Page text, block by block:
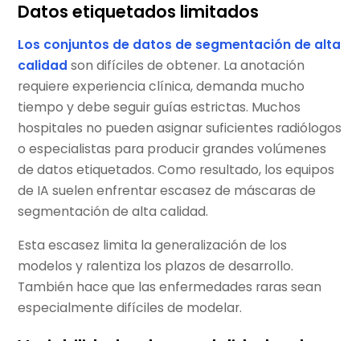
Datos etiquetados limitados
Los conjuntos de datos de segmentación de alta
calidad son difíciles de obtener. La anotación
requiere experiencia clínica, demanda mucho
tiempo y debe seguir guías estrictas. Muchos
hospitales no pueden asignar suficientes radiólogos
o especialistas para producir grandes volúmenes
de datos etiquetados. Como resultado, los equipos
de IA suelen enfrentar escasez de máscaras de
segmentación de alta calidad.
Esta escasez limita la generalización de los
modelos y ralentiza los plazos de desarrollo.
También hace que las enfermedades raras sean
especialmente difíciles de modelar.